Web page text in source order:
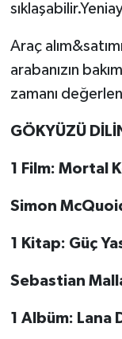
Araç
arabanızın
zamanı
GÖKYÜZÜ
1 Film: Mortal
Simon
1 Kitap: Güç
Sebastian
1 Albüm: Lana